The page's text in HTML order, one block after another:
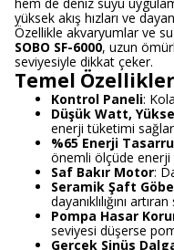
yüksek akış hızları ve
Özellikle akvaryumlar ve
SOBO SF-6000, uzun
seviyesiyle dikkat çeker.
Temel
Kontrol Paneli:
Düşük Watt,
enerji tüketimi
%65 Enerji
önemli ölçüde enerji
Saf Bakır Motor:
Seramik Şaft
dayanıklılığını
Pompa Hasar
seviyesi düşerse
Gerçek Sinüs